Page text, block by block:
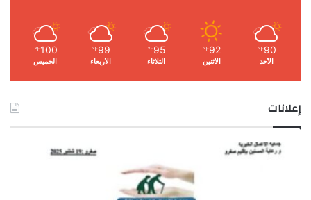
90
℉
الأحد
92
℉
الأثنين
95
℉
الثلاثاء
99
℉
الأربعاء
100
℉
الخميس
إعلانات